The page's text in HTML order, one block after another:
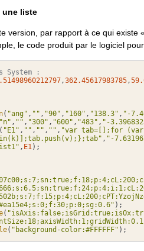
une liste
version, par rapport à ce qui existe
le code produit par le logiciel
System :
,362.45617983785,
( "ang" , "" , "90" , "160" , "138.3" , "-
"n" , "" , "300" , "600" , "483" , "-
( "E1" , "" , "" , "" , "var tab=[];for (var
, "-
, E1);
(
( "background-color:#FFFFFF" );